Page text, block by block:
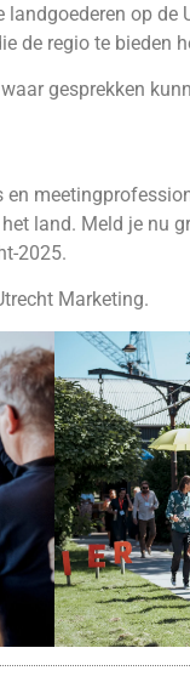
op de
de regio te bieden
gesprekken
land. Meld je nu
2025.
Marketing.